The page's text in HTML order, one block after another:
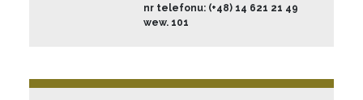
nr telefonu: (+48) 14 621 21 49
wew. 101